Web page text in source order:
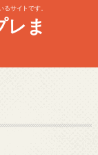
サイトです。
レま